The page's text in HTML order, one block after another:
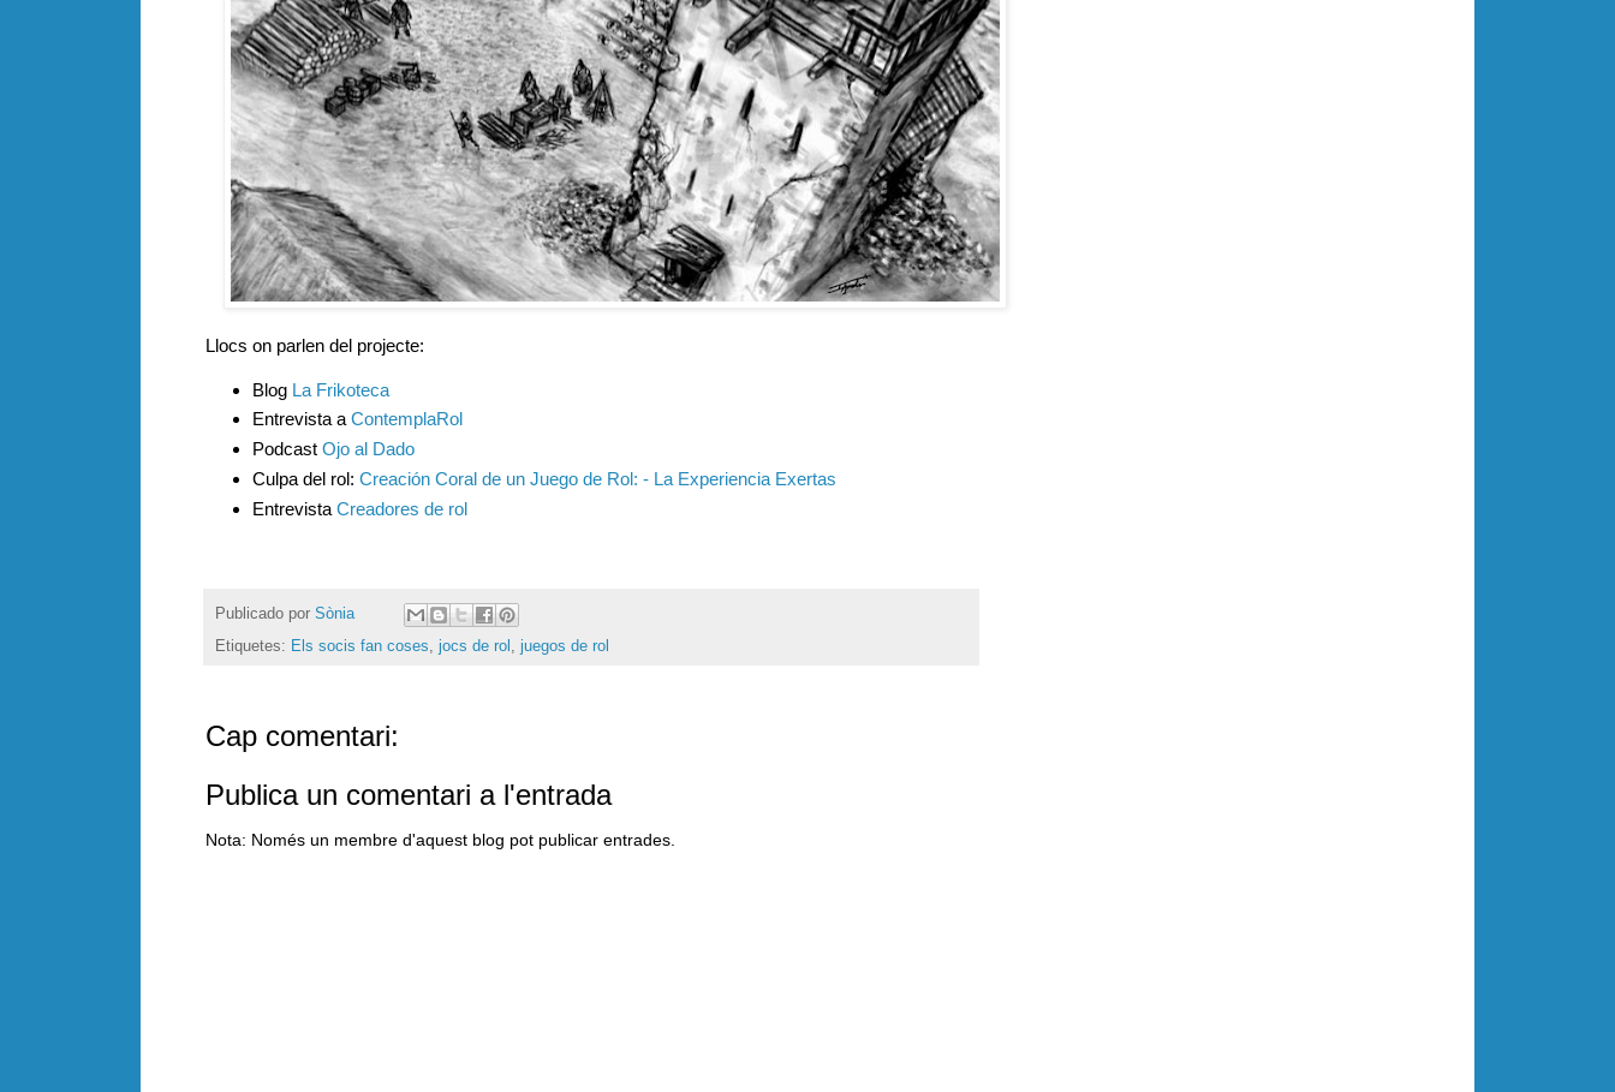
Llocs on parlen del projecte:
Blog La Frikoteca
Entrevista aContemplaRol
Podcast Ojo al Dado
Culpa del rol: Creación Coral de un Juego de Rol: - La Experiencia Exertas
Entrevista Creadores de rol
Publicado por Sònia
Etiquetes: Els socis fan coses jocs de rol juegos de rol
Cap comentari:
Publica un comentari a l'entrada
Nota: Només un membre d'aquest blog pot publicar entrades.